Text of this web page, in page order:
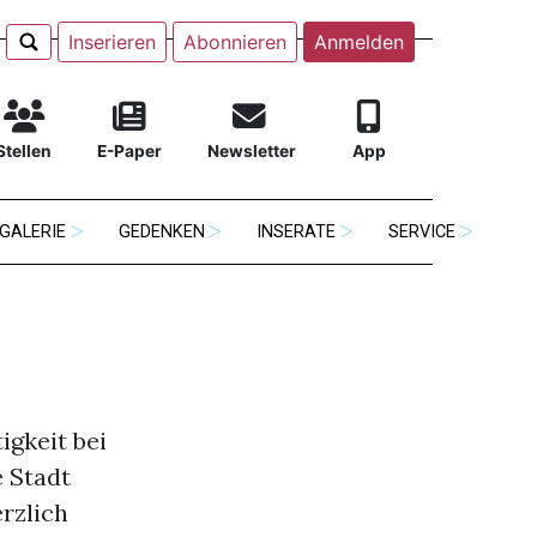
Inserieren Abonnieren Anmelden
E-Paper Newsletter App
GALERIE GEDENKEN INSERATE SERVICE
bei
Stadt